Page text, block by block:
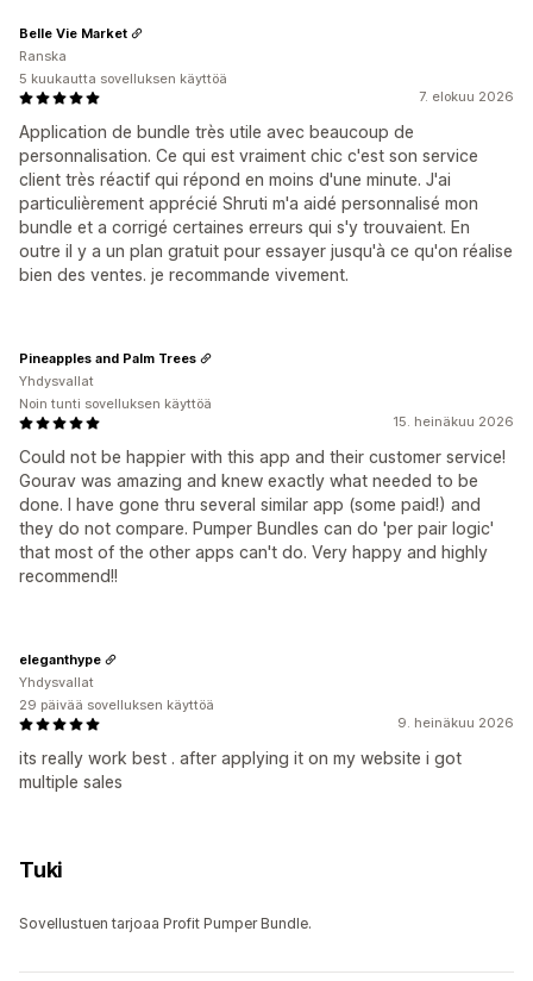
7. elokuu 2026
Application de bundle très utile avec beaucoup de
personnalisation. Ce qui est vraiment chic c'est son service
client très réactif qui répond en moins d'une minute. J'ai
particulièrement apprécié Shruti m'a aidé personnalisé mon
bundle et a corrigé certaines erreurs qui s'y trouvaient. En
outre il y a un plan gratuit pour essayer jusqu'à ce qu'on réalise
bien des ventes. je recommande vivement.
Belle Vie Market
Ranska
5 kuukautta sovelluksen käyttöä
15. heinäkuu 2026
Could not be happier with this app and their customer service!
Gourav was amazing and knew exactly what needed to be
done. I have gone thru several similar app (some paid!) and
they do not compare. Pumper Bundles can do 'per pair logic'
that most of the other apps can't do. Very happy and highly
recommend!!
Pineapples and Palm Trees
Yhdysvallat
Noin tunti sovelluksen käyttöä
9. heinäkuu 2026
its really work best . after applying it on my website i got
multiple sales
eleganthype
Yhdysvallat
29 päivää sovelluksen käyttöä
Tuki
Sovellustuen tarjoaa Profit Pumper Bundle.